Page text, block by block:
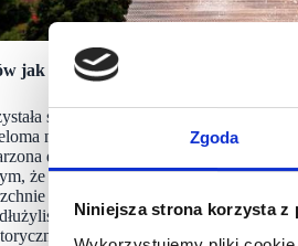
Zgoda
Niniejsza strona korzysta z
jak w Manufakturze zapewne
sytuację pandemiczną, bo nawet
nowymi markami, m.in. Pull&Bear,
dużym zaufaniem ze strony
że mimo trudnej sytuacji na rynku
przygotowując się do otwarcia. To
umowy z najemcami, którym
najniższy stopień wolnych